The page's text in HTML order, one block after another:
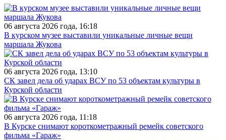
06 августа 2026 года, 16:18
В курском музее выставили уникальные личные вещи
маршала Жукова
06 августа 2026 года, 13:10
СК завел дела об ударах ВСУ по 53 объектам культуры в
Курской области
06 августа 2026 года, 11:18
В Курске снимают короткометражный ремейк советского
фильма «Гараж»